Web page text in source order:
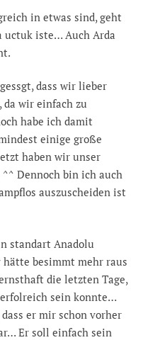
in etwas sind, geht
uctuk iste… Auch Arda
dass wir lieber
wir einfach zu
habe ich damit
einige große
haben wir unser
Dennoch bin ich auch
auszuscheiden ist
standart Anadolu
hätte besimmt mehr raus
die letzten Tage,
sein konnte…
er mir schon vorher
Er soll einfach sein